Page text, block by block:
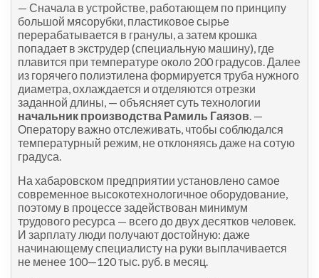
— Сначала в устройстве, работающем по принципу
большой мясорубки, пластиковое сырье
перерабатывается в гранулы, а затем крошка
попадает в экструдер (специальную машину), где
плавится при температуре около 200 градусов. Далее
из горячего полиэтилена формируется труба нужного
диаметра, охлаждается и отделяются отрезки
заданной длины, — объясняет суть технологии
начальник производства Рамиль Гаязов. —
Оператору важно отслеживать, чтобы соблюдался
температурный режим, не отклоняясь даже на сотую
градуса.
На хабаровском предприятии установлено самое
современное высокотехнологичное оборудование,
поэтому в процессе задействован минимум
трудового ресурса — всего до двух десятков человек.
И зарплату люди получают достойную: даже
начинающему специалисту на руки выплачивается
не менее 100—120 тыс. руб. в месяц.